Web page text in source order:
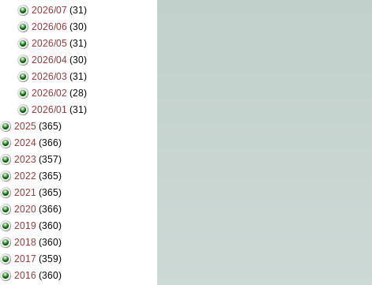
2026/07 (31)
2026/06 (30)
2026/05 (31)
2026/04 (30)
2026/03 (31)
2026/02 (28)
2026/01 (31)
2025 (365)
2024 (366)
2023 (357)
2022 (365)
2021 (365)
2020 (366)
2019 (360)
2018 (360)
2017 (359)
2016 (360)